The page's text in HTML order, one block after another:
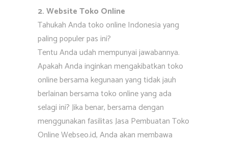
2. Website Toko Online
Tahukah Anda toko online Indonesia yang
paling populer pas ini?
Tentu Anda udah mempunyai jawabannya.
Apakah Anda inginkan mengakibatkan toko
online bersama kegunaan yang tidak jauh
berlainan bersama toko online yang ada
selagi ini? Jika benar, bersama dengan
menggunakan fasilitas Jasa Pembuatan Toko
Online Webseo.id, Anda akan membawa